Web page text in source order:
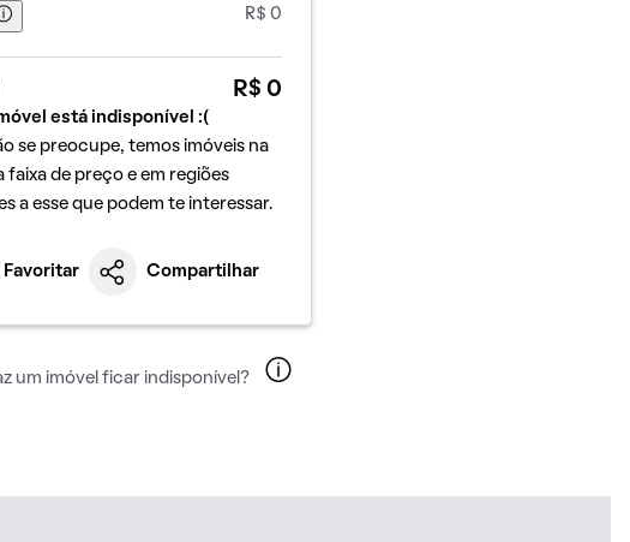
R$ 0
R$ 0
está indisponível :(
se preocupe, temos imóveis na
faixa de preço e em regiões
a esse que podem te interessar.
Favoritar Compartilhar
um imóvel ficar indisponível?